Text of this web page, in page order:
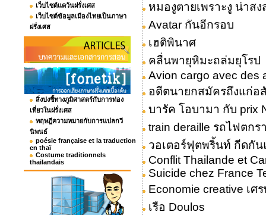
เว็บไซต์แคว้นฝรั่งเศส
เว็บไซต์ข้อมูลเมืองไทยเป็นภาษา
ฝรั่งเศส
สิ่งบ่งชี้ทางภูมิศาสตร์กับการท่อง
เที่ยวในฝรั่งเศส
ทฤษฎีความหมายกับการแปลกวี
นิพนธ์
poésie française et la traduction
en thaï
Costume traditionnels
thailandais
หมองูตายเพราะงู น่าสง
Avatar กันอีกรอบ
เฮติพินาศ
คลื่นพายุหิมะถล่มยุโรป
Avion cargo avec des
อดีตนายกสมัครถึงแก่อ
บารัค โอบามา กับ prix
train deraille รถไฟตกร
วอเตอร์ฟุตพริ้นท์ กีดกัน
Conflit Thailande et
Suicide chez France
Economie creative เศ
เรือ Doulos